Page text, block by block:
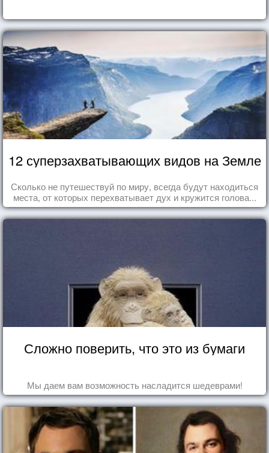
12 суперзахватывающих видов на Земле
Сколько не путешествуй по миру, всегда будут находиться
места, от которых перехватывает дух и кружится голова...
Сложно поверить, что это из бумаги
Мы даем вам возможность насладится шедеврами!